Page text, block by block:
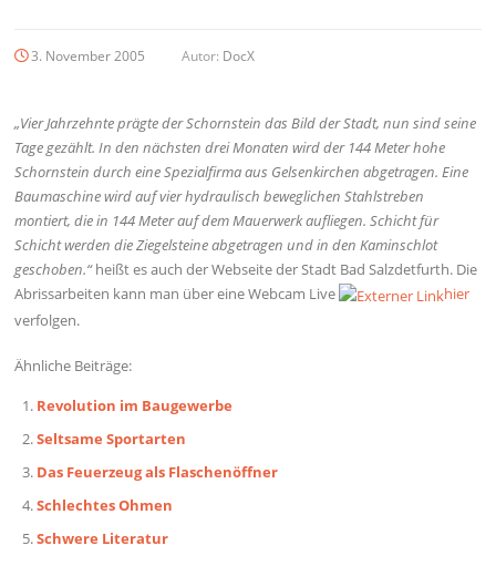
3. November 2005 Autor: DocX
„Vier Jahrzehnte prägte der Schornstein das Bild der Stadt, nun sind seine
Tage gezählt. In den nächsten drei Monaten wird der 144 Meter hohe
Schornstein durch eine Spezialfirma aus Gelsenkirchen abgetragen. Eine
Baumaschine wird auf vier hydraulisch beweglichen Stahlstreben
montiert, die in 144 Meter auf dem Mauerwerk aufliegen. Schicht für
Schicht werden die Ziegelsteine abgetragen und in den Kaminschlot
geschoben.“heißt es auch der Webseite der Stadt Bad Salzdetfurth. Die
Abrissarbeiten kann man über eine Webcam Live
hier
verfolgen.
Ähnliche Beiträge:
Revolution im Baugewerbe
Seltsame Sportarten
Das Feuerzeug als Flaschenöffner
Schlechtes Ohmen
Schwere Literatur